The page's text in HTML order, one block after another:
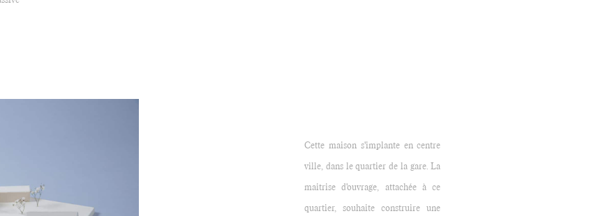
Cette maison s'implante en centre
ville, dans le quartier de la gare. La
maitrise d'ouvrage, attachée à ce
quartier, souhaite construire une